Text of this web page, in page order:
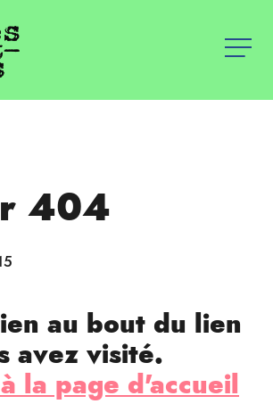
404
au bout du lien
avez visité.
la page d'accueil